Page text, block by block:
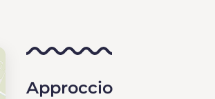
Approccio